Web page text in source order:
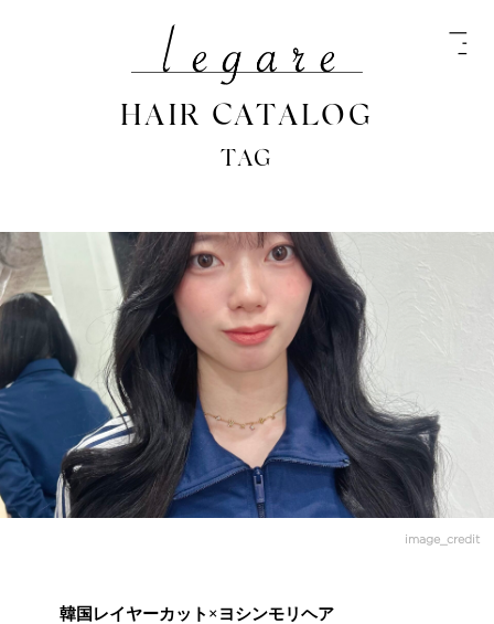
HAIR CATALOG
TAG
image_credit
韓国レイヤーカット×ヨシンモリヘア